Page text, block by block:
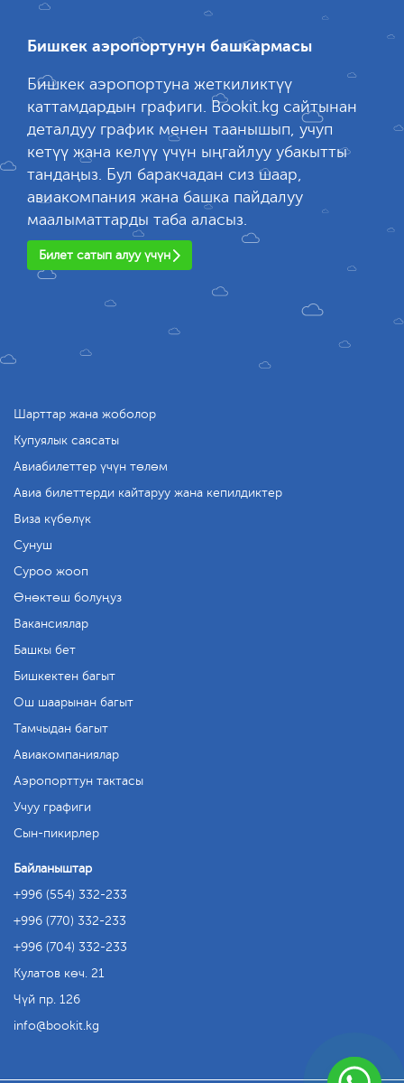
Бишкек аэропортунун башкармасы
Бишкек аэропортуна жеткиликтүү
каттамдардын графиги. Bookit.kg сайтынан
деталдуу график менен таанышып, учуп
кетүү жана келүү үчүн ыңгайлуу убакытты
тандаңыз. Бул баракчадан сиз шаар,
авиакомпания жана башка пайдалуу
маалыматтарды таба аласыз.
Билет сатып алуу үчүн
Шарттар жана жоболор
Купуялык саясаты
Авиабилеттер үчүн төлөм
Авиа билеттерди кайтаруу жана кепилдиктер
Виза күбөлүк
Сунуш
Суроо жооп
Өнөктөш болуңуз
Вакансиялар
Башкы бет
Бишкектен багыт
Ош шаарынан багыт
Тамчыдан багыт
Авиакомпаниялар
Аэропорттун тактасы
Учуу графиги
Сын-пикирлер
Байланыштар
+996 (554) 332-233
+996 (770) 332-233
+996 (704) 332-233
Кулатов көч. 21
Чүй пр. 126
info
bookit.kg